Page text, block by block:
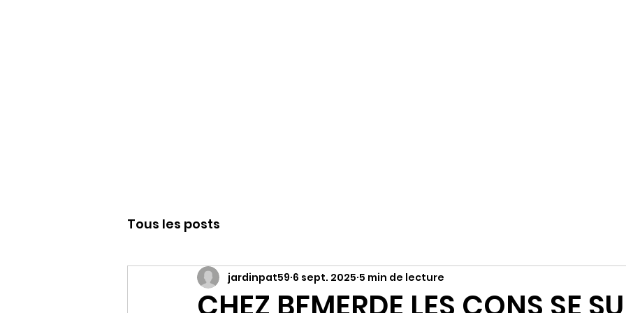
Tous les posts
jardinpat59 6 sept. 2025 5 min de lecture